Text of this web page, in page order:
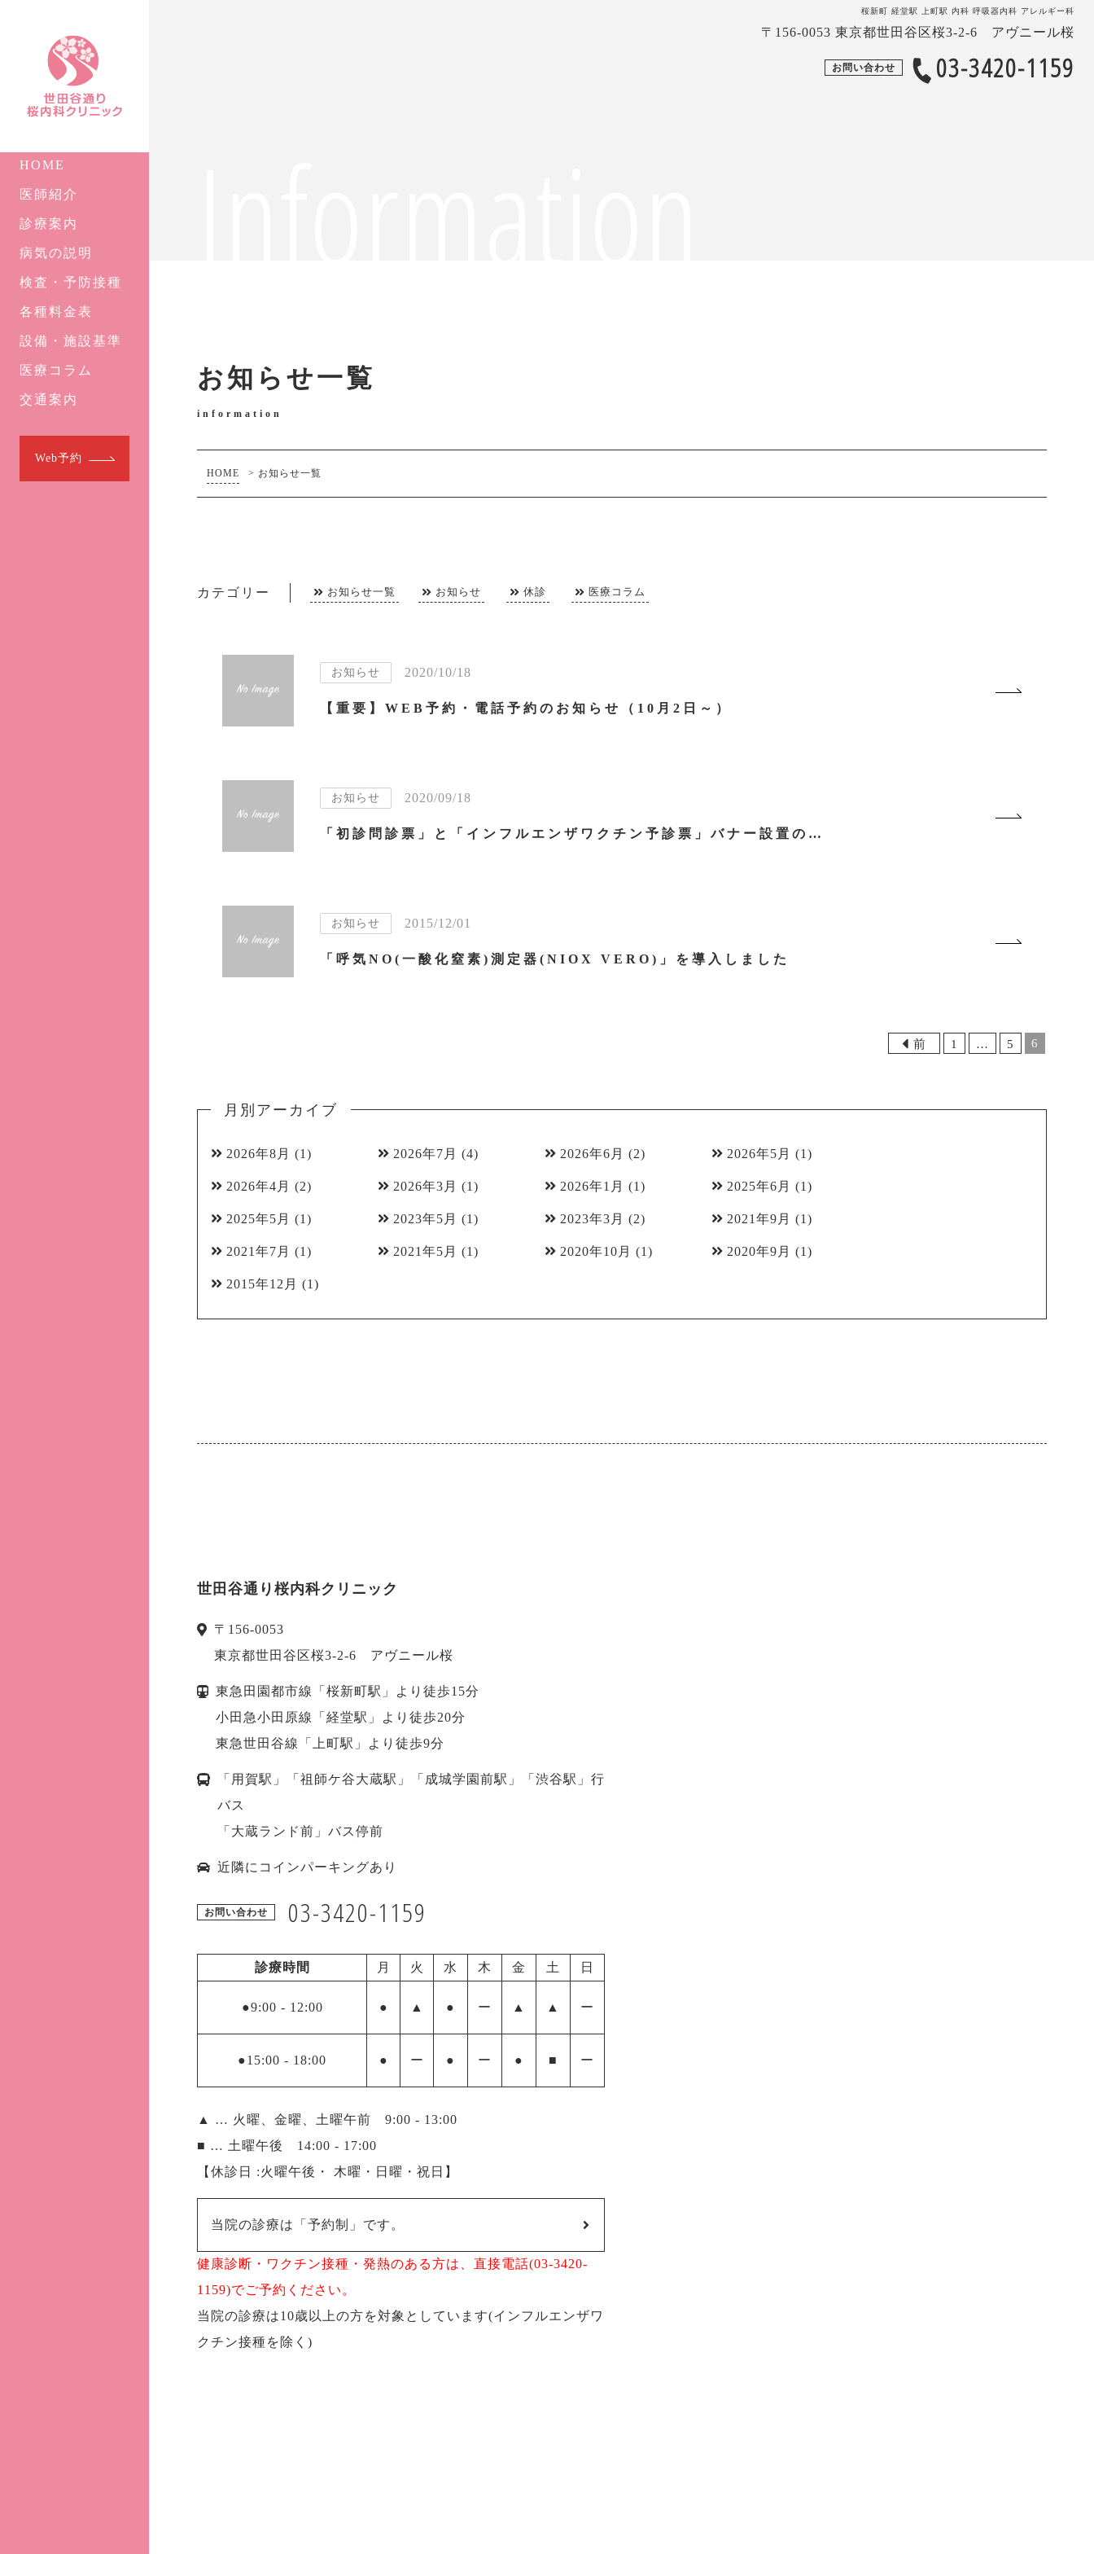
桜新町 経堂駅 上町駅 内科 呼吸器内科 アレルギー科
HOME
医師紹介
診療案内
病気の説明
検査・予防接種
各種料金表
設備・施設基準
医療コラム
交通案内
Web予約
〒156-0053 東京都世田谷区桜3-2-6 アヴニール桜
お問い合わせ 03-3420-1159
お知らせ一覧
information
HOME > お知らせ一覧
カテゴリー お知らせ一覧 お知らせ 休診 医療コラム
お知らせ 2020/10/18
【重要】WEB予約・電話予約のお知らせ（10月2日～）
お知らせ 2020/09/18
「初診問診票」と「インフルエンザワクチン予診票」バナー設置のお知らせ
お知らせ 2015/12/01
「呼気NO(一酸化窒素)測定器(NIOX VERO)」を導入しました
前 1 … 5 6
月別アーカイブ
2026年8月 (1) 2026年7月 (4) 2026年6月 (2) 2026年5月 (1)
2026年4月 (2) 2026年3月 (1) 2026年1月 (1) 2025年6月 (1)
2025年5月 (1) 2023年5月 (1) 2023年3月 (2) 2021年9月 (1)
2021年7月 (1) 2021年5月 (1) 2020年10月 (1) 2020年9月 (1)
2015年12月 (1)
世田谷通り桜内科クリニック
〒 156-0053
東京都世田谷区桜3-2-6 アヴニール桜
東急田園都市線「桜新町駅」より徒歩15分
小田急小田原線「経堂駅」より徒歩20分
東急世田谷線「上町駅」より徒歩9分
「用賀駅」「祖師ケ谷大蔵駅」「成城学園前駅」「渋谷駅」行
バス
「大蔵ランド前」バス停前
近隣にコインパーキングあり
お問い合わせ 03-3420-1159
診療時間 月 火 水 木 金 土 日
●9:00 - 12:00 ● ▲ ● ー ▲ ▲ ー
●15:00 - 18:00 ● ー ● ー ● ■ ー
▲ … 火曜、金曜、土曜午前 9:00 - 13:00
■ … 土曜午後 14:00 - 17:00
【休診日 :火曜午後・ 木曜・日曜・祝日】
当院の診療は「予約制」です。
健康診断・ワクチン接種・発熱のある方は、直接電話(03-3420-
1159)でご予約ください。
当院の診療は10歳以上の方を対象としています(インフルエンザワ
クチン接種を除く)